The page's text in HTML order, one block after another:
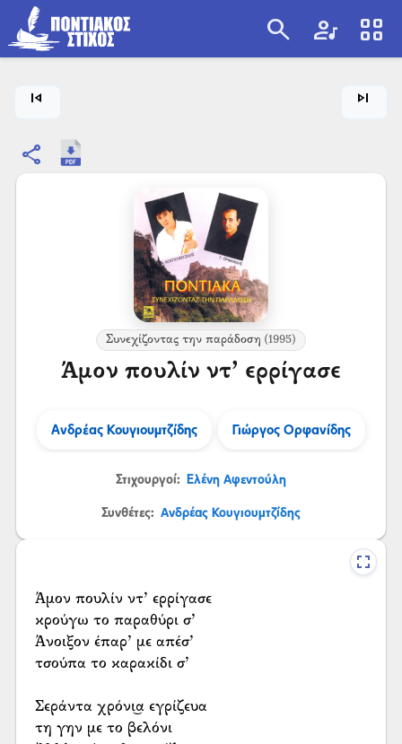
search artist view_cozy
skip_previous skip_next
share
Συνεχίζοντας την παράδοση (1995)
Άμον πουλίν ντ’ ερρίγασε
Ανδρέας Κουγιουμτζίδης Γιώργος Ορφανίδης
Στιχουργοί: Ελένη Αφεντούλη
Συνθέτες: Ανδρέας Κουγιουμτζίδης
Άμον πουλίν ντ’ ερρίγασε
κρούγω το παραθύρι σ’
Άνοιξον έπαρ’ με απέσ’
τσούπα το καρακίδι σ’
Σεράντα χρόνι͜α εγρίζευα
τη γην με το βελόνι